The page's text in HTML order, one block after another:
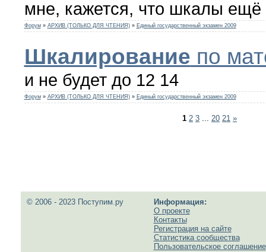
мне, кажется, что шкалы ещё
Форум » АРХИВ (ТОЛЬКО ДЛЯ ЧТЕНИЯ) » Единый государственный экзамен 2009
Шкалирование по
и не будет до 12 14
Форум » АРХИВ (ТОЛЬКО ДЛЯ ЧТЕНИЯ) » Единый государственный экзамен 2009
1 2 3 20 21 »
© 2006 - 2023 Поступим.ру
Информация:
О проекте
Контакты
Регистрация на сайте
Статистика сообщества
Пользовательское соглашение